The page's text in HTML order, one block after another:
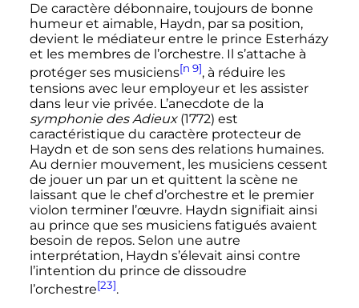
De caractère débonnaire, toujours de bonne
humeur et aimable, Haydn, par sa position,
devient le médiateur entre le prince Esterházy
et les membres de l’orchestre. Il s’attache à
protéger ses musiciens[n 9], à réduire les
tensions avec leur employeur et les assister
dans leur vie privée. L’anecdote de la
symphonie des Adieux(1772) est
caractéristique du caractère protecteur de
Haydn et de son sens des relations humaines.
Au dernier mouvement, les musiciens cessent
de jouer un par un et quittent la scène ne
laissant que le chef d’orchestre et le premier
violon terminer l’œuvre. Haydn signifiait ainsi
au prince que ses musiciens fatigués avaient
besoin de repos. Selon une autre
interprétation, Haydn s’élevait ainsi contre
l’intention du prince de dissoudre
l’orchestre[23].